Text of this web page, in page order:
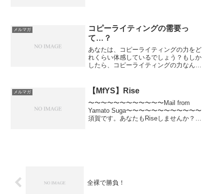
ですが…(^_^;)しか...
メルマガ
コピーライティングの需要っ
て…？
あなたは、コピーライティングの力をど
れくらい体感しているでしょう？もしか
したら、コピーライティングの力なん
ピーに影響を受けています。これは間違
いない。コピーは人の行動に...
メルマガ 【MfYS】Rise
〜〜〜〜〜〜〜〜〜〜〜〜Mail from
Yamato Suga〜〜〜〜〜〜〜〜〜〜〜〜
須賀です。あなたもRiseしませんか？僕
全裸で勝負！